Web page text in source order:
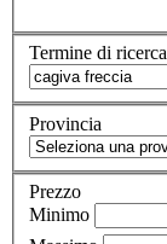
Termine di ricerca
Provincia
Prezzo
Minimo